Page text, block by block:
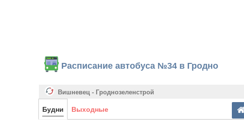
Расписание автобуса №34 в Гродно
Вишневец - Гроднозеленстрой
Будни Выходные